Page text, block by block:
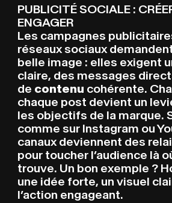
PUBLICITÉ SOCIALE :
ENGAGER
Les campagnes
réseaux sociaux
belle image : elles exigent
claire, des messages
de contenu cohérente.
chaque post devient un
les objectifs de la marque.
comme sur Instagram ou
canaux deviennent des
pour toucher l’audience là
trouve. Un bon exemple ?
une idée forte, un visuel
l’action engageant.